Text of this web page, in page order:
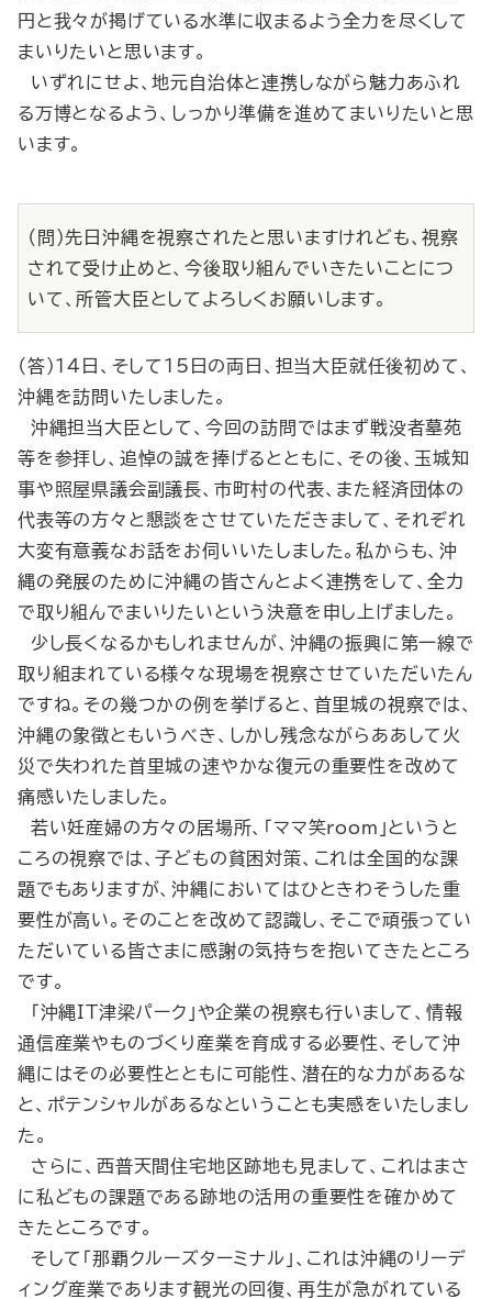
円と我々が掲げている水準に収まるよう全力を尽くして
まいりたいと思います。
いずれにせよ、地元自治体と連携しながら魅力あふれ
る万博となるよう、しっかり準備を進めてまいりたいと思
います。
（問）先日沖縄を視察されたと思いますけれども、視察
されて受け止めと、今後取り組んでいきたいことにつ
いて、所管大臣としてよろしくお願いします。
（答）14日、そして15日の両日、担当大臣就任後初めて、
沖縄を訪問いたしました。
沖縄担当大臣として、今回の訪問ではまず戦没者墓苑
等を参拝し、追悼の誠を捧げるとともに、その後、玉城知
事や照屋県議会副議長、市町村の代表、また経済団体の
代表等の方々と懇談をさせていただきまして、それぞれ
大変有意義なお話をお伺いいたしました。私からも、沖
縄の発展のために沖縄の皆さんとよく連携をして、全力
で取り組んでまいりたいという決意を申し上げました。
少し長くなるかもしれませんが、沖縄の振興に第一線で
取り組まれている様々な現場を視察させていただいたん
ですね。その幾つかの例を挙げると、首里城の視察では、
沖縄の象徴ともいうべき、しかし残念ながらああして火
災で失われた首里城の速やかな復元の重要性を改めて
痛感いたしました。
若い妊産婦の方々の居場所、「ママ笑room」というと
ころの視察では、子どもの貧困対策、これは全国的な課
題でもありますが、沖縄においてはひときわそうした重
要性が高い。そのことを改めて認識し、そこで頑張ってい
ただいている皆さまに感謝の気持ちを抱いてきたところ
です。
「沖縄IT津梁パーク」や企業の視察も行いまして、情報
通信産業やものづくり産業を育成する必要性、そして沖
縄にはその必要性とともに可能性、潜在的な力があるな
と、ポテンシャルがあるなということも実感をいたしまし
た。
さらに、西普天間住宅地区跡地も見まして、これはまさ
に私どもの課題である跡地の活用の重要性を確かめて
きたところです。
そして「那覇クルーズターミナル」、これは沖縄のリーデ
ィング産業であります観光の回復、再生が急がれている